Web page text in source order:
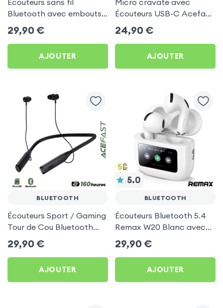
Bluetooth avec embouts
intra-auriculaires - Blanc
29,90 €
AJOUTER
Écouteurs USB-C Acefast
p. Vlogs, tikTok, podcasts
24,90 €
AJOUTER
BLUETOOTH
Écouteurs Sport / Gaming
Tour de Cou Bluetooth
Autonomie 160h Acefast
Noir
29,90 €
AJOUTER
5.0
BLUETOOTH
Écouteurs Bluetooth 5.4
Remax W20 Blanc avec
Écran LCD Full-Color
29,90 €
AJOUTER